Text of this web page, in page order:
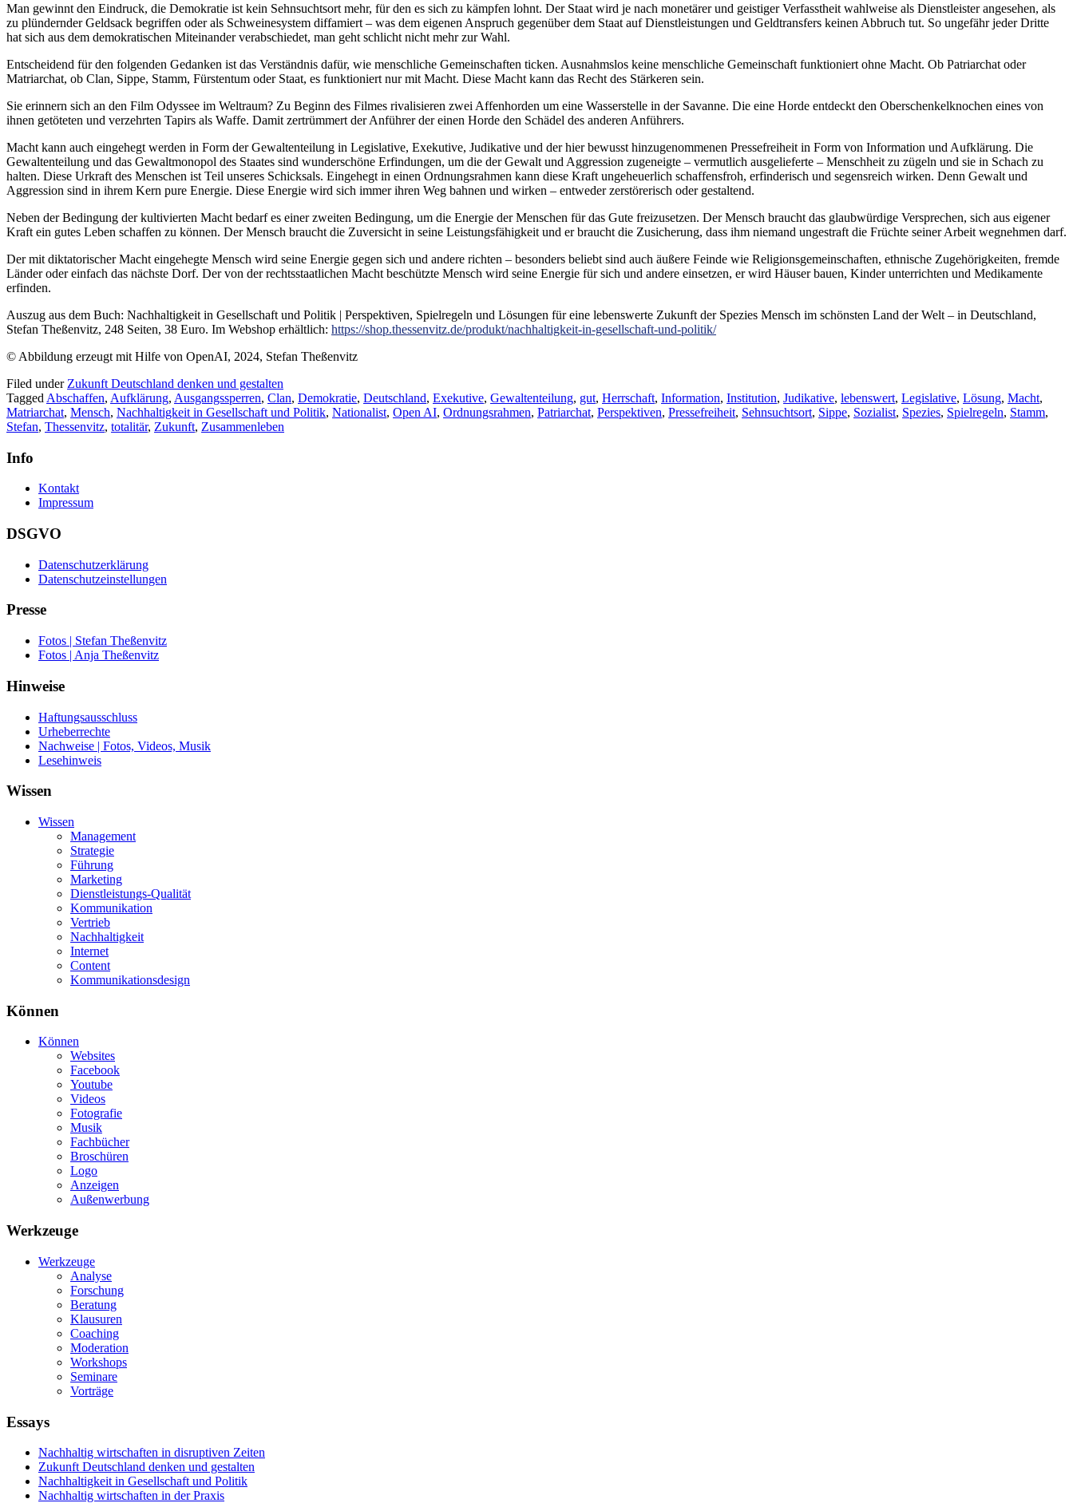
Man gewinnt den Eindruck, die Demokratie ist kein Sehnsuchtsort mehr, für den es sich zu kämpfen lohnt. Der Staat wird je nach monetärer und geistiger Verfasstheit wahlweise als Dienstleister angesehen, als
zu plündernder Geldsack begriffen oder als Schweinesystem diffamiert – was dem eigenen Anspruch gegenüber dem Staat auf Dienstleistungen und Geldtransfers keinen Abbruch tut. So ungefähr jeder Dritte
hat sich aus dem demokratischen Miteinander verabschiedet, man geht schlicht nicht mehr zur Wahl.
Entscheidend für den folgenden Gedanken ist das Verständnis dafür, wie menschliche Gemeinschaften ticken. Ausnahmslos keine menschliche Gemeinschaft funktioniert ohne Macht. Ob Patriarchat oder
Matriarchat, ob Clan, Sippe, Stamm, Fürstentum oder Staat, es funktioniert nur mit Macht. Diese Macht kann das Recht des Stärkeren sein.
Sie erinnern sich an den Film Odyssee im Weltraum? Zu Beginn des Filmes rivalisieren zwei Affenhorden um eine Wasserstelle in der Savanne. Die eine Horde entdeckt den Oberschenkelknochen eines von
ihnen getöteten und verzehrten Tapirs als Waffe. Damit zertrümmert der Anführer der einen Horde den Schädel des anderen Anführers.
Macht kann auch eingehegt werden in Form der Gewaltenteilung in Legislative, Exekutive, Judikative und der hier bewusst hinzugenommenen Pressefreiheit in Form von Information und Aufklärung. Die
Gewaltenteilung und das Gewaltmonopol des Staates sind wunderschöne Erfindungen, um die der Gewalt und Aggression zugeneigte – vermutlich ausgelieferte – Menschheit zu zügeln und sie in Schach zu
halten. Diese Urkraft des Menschen ist Teil unseres Schicksals. Eingehegt in einen Ordnungsrahmen kann diese Kraft ungeheuerlich schaffensfroh, erfinderisch und segensreich wirken. Denn Gewalt und
Aggression sind in ihrem Kern pure Energie. Diese Energie wird sich immer ihren Weg bahnen und wirken – entweder zerstörerisch oder gestaltend.
Neben der Bedingung der kultivierten Macht bedarf es einer zweiten Bedingung, um die Energie der Menschen für das Gute freizusetzen. Der Mensch braucht das glaubwürdige Versprechen, sich aus eigener
Kraft ein gutes Leben schaffen zu können. Der Mensch braucht die Zuversicht in seine Leistungsfähigkeit und er braucht die Zusicherung, dass ihm niemand ungestraft die Früchte seiner Arbeit wegnehmen darf.
Der mit diktatorischer Macht eingehegte Mensch wird seine Energie gegen sich und andere richten – besonders beliebt sind auch äußere Feinde wie Religionsgemeinschaften, ethnische Zugehörigkeiten, fremde
Länder oder einfach das nächste Dorf. Der von der rechtsstaatlichen Macht beschützte Mensch wird seine Energie für sich und andere einsetzen, er wird Häuser bauen, Kinder unterrichten und Medikamente
erfinden.
Auszug aus dem Buch: Nachhaltigkeit in Gesellschaft und Politik | Perspektiven, Spielregeln und Lösungen für eine lebenswerte Zukunft der Spezies Mensch im schönsten Land der Welt – in Deutschland,
Stefan Theßenvitz, 248 Seiten, 38 Euro. Im Webshop erhältlich: https://shop.thessenvitz.de/produkt/nachhaltigkeit-in-gesellschaft-und-politik/
© Abbildung erzeugt mit Hilfe von OpenAI, 2024, Stefan Theßenvitz
Filed under Zukunft Deutschland denken und gestalten
Tagged Abschaffen, Aufklärung, Ausgangssperren, Clan, Demokratie, Deutschland, Exekutive, Gewaltenteilung, gut, Herrschaft, Information, Institution, Judikative, lebenswert, Legislative, Lösung, Macht,
Matriarchat, Mensch, Nachhaltigkeit in Gesellschaft und Politik, Nationalist, Open AI, Ordnungsrahmen, Patriarchat, Perspektiven, Pressefreiheit, Sehnsuchtsort, Sippe, Sozialist, Spezies, Spielregeln, Stamm,
Stefan, Thessenvitz, totalitär, Zukunft, Zusammenleben
Info
Kontakt
Impressum
DSGVO
Datenschutzerklärung
Datenschutzeinstellungen
Presse
Fotos | Stefan Theßenvitz
Fotos | Anja Theßenvitz
Hinweise
Haftungsausschluss
Urheberrechte
Nachweise | Fotos, Videos, Musik
Lesehinweis
Wissen
Wissen
Management
Strategie
Führung
Marketing
Dienstleistungs-Qualität
Kommunikation
Vertrieb
Nachhaltigkeit
Internet
Content
Kommunikationsdesign
Können
Können
Websites
Facebook
Youtube
Videos
Fotografie
Musik
Fachbücher
Broschüren
Logo
Anzeigen
Außenwerbung
Werkzeuge
Werkzeuge
Analyse
Forschung
Beratung
Klausuren
Coaching
Moderation
Workshops
Seminare
Vorträge
Essays
Nachhaltig wirtschaften in disruptiven Zeiten
Zukunft Deutschland denken und gestalten
Nachhaltigkeit in Gesellschaft und Politik
Nachhaltig wirtschaften in der Praxis